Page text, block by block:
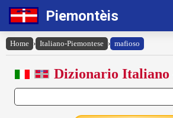
Piemontèis
Home › Italiano-Piemontese › mafioso
Dizionario Italiano